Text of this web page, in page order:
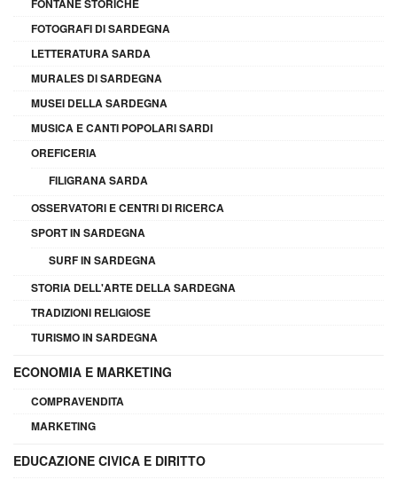
FONTANE STORICHE
FOTOGRAFI DI SARDEGNA
LETTERATURA SARDA
MURALES DI SARDEGNA
MUSEI DELLA SARDEGNA
MUSICA E CANTI POPOLARI SARDI
OREFICERIA
FILIGRANA SARDA
OSSERVATORI E CENTRI DI RICERCA
SPORT IN SARDEGNA
SURF IN SARDEGNA
STORIA DELL'ARTE DELLA SARDEGNA
TRADIZIONI RELIGIOSE
TURISMO IN SARDEGNA
ECONOMIA E MARKETING
COMPRAVENDITA
MARKETING
EDUCAZIONE CIVICA E DIRITTO